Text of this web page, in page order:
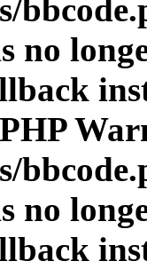
no
no